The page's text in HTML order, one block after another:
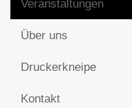
Veranstaltungen
Über uns
Druckerkneipe
Kontakt